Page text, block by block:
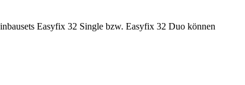
Easyfix 32 Single bzw. Easyfix 32 Duo können